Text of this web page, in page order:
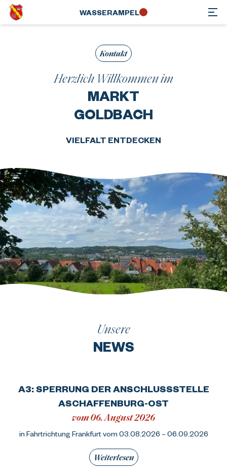
WASSER­AMPEL
Kontakt
Herzlich Willkommen im
MARKT
GOLDBACH
VIELFALT ENTDECKEN
Unsere
NEWS
A3: SPERRUNG DER ANSCHLUSSSTELLE
ASCHAFFENBURG-OST
vom 06. August 2026
in Fahrtrichtung Frankfurt vom 03.08.2026 – 06.09.2026
Weiterlesen